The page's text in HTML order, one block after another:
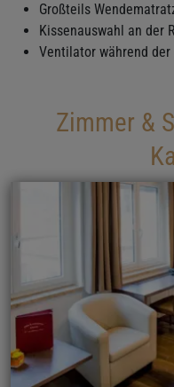
Großteils
Kissenauswahl an der
Ventilator während der
Zimmer &